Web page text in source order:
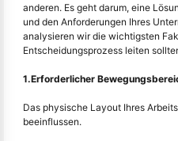
anderen. Es geht darum, eine
und den Anforderungen Ihres
analysieren wir die wichtigsten
Entscheidungsprozess leiten
1.Erforderlicher
Das physische Layout Ihres
beeinflussen.